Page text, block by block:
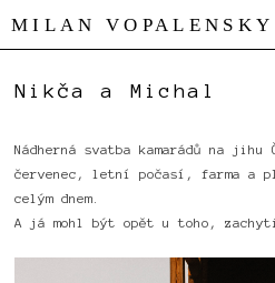
MILAN VOPALENSKY
Nikča a Michal
Nádherná svatba kamarádů na jihu
červenec, letní počasí, farma a
celým dnem.
A já mohl být opět u toho,